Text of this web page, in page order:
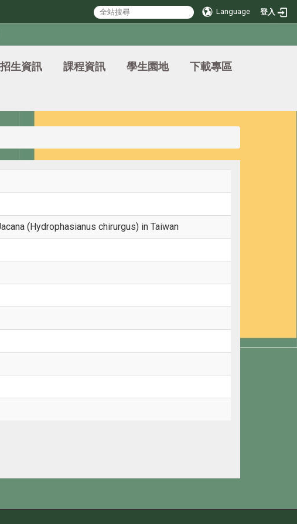
Language 登入
招生資訊 課程資訊 學生園地
下載專區
(Hydrophasianus chirurgus) in Taiwan